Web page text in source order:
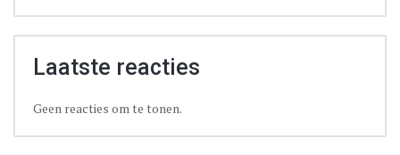
Laatste reacties
Geen reacties om te tonen.